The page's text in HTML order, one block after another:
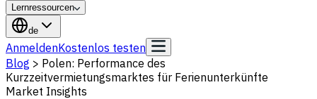
Lernressourcen
de
AnmeldenKostenlos testen
Blog > Polen: Performance des
Kurzzeitvermietungsmarktes für Ferienunterkünfte
Market Insights